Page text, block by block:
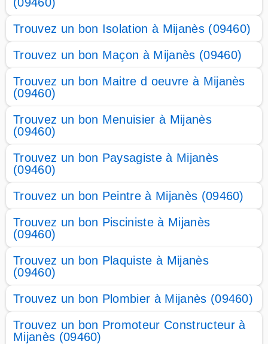
Trouvez un bon Isolation à Mijanès (09460)
Trouvez un bon Maçon à Mijanès (09460)
Trouvez un bon Maitre d oeuvre à Mijanès
(09460)
Trouvez un bon Menuisier à Mijanès
(09460)
Trouvez un bon Paysagiste à Mijanès
(09460)
Trouvez un bon Peintre à Mijanès (09460)
Trouvez un bon Pisciniste à Mijanès
(09460)
Trouvez un bon Plaquiste à Mijanès
(09460)
Trouvez un bon Plombier à Mijanès (09460)
Trouvez un bon Promoteur Constructeur à
Mijanès (09460)